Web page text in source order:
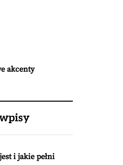
akcenty
i jakie pełni